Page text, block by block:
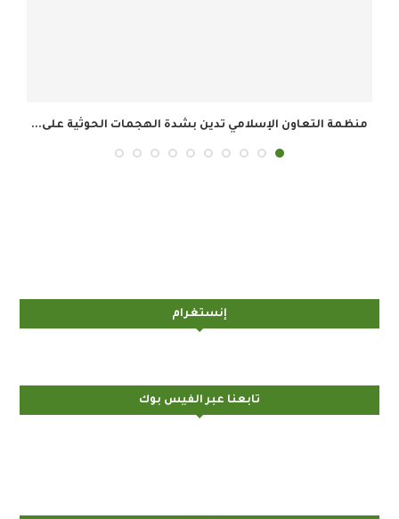
أمين عام منظمة التعاون الإسلامي يرحب باتفاق مكة...
إنستغرام
تابعنا عبر الفيس بوك